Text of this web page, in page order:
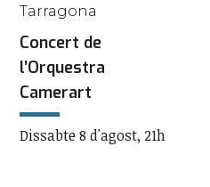
Tarragona
Concert de
l’Orquestra
Camerart
Dissabte 8 d'agost, 21h